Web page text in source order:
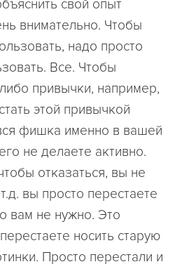
свой опыт
внимательно. Чтобы
надо просто
Все. Чтобы
привычки, например,
этой привычкой
фишка именно в вашей
не делаете активно.
отказаться, вы не
вы просто перестаете
вам не нужно. Это
носить старую
Просто перестали и